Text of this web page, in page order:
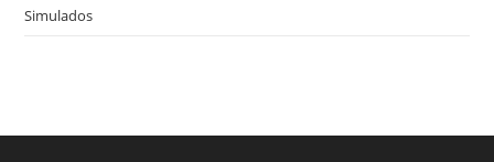
Simulados